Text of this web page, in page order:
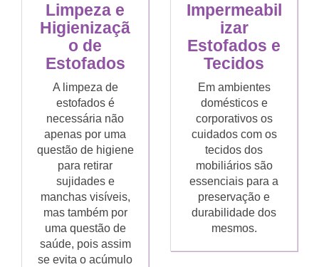
Limpeza e
Higienizaçã
o de
Estofados
A limpeza de
estofados é
necessária não
apenas por uma
questão de higiene
para retirar
sujidades e
manchas visíveis,
mas também por
uma questão de
saúde, pois assim
se evita o acúmulo
Impermeabil
izar
Estofados e
Tecidos
Em ambientes
domésticos e
corporativos os
cuidados com os
tecidos dos
mobiliários são
essenciais para a
preservação e
durabilidade dos
mesmos.